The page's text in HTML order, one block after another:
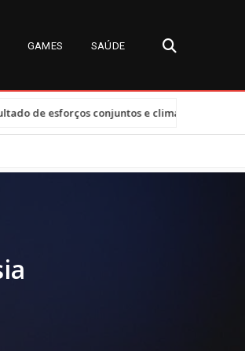
GAMES SAÚDE
e clima tenso•Tarifas dos EUA